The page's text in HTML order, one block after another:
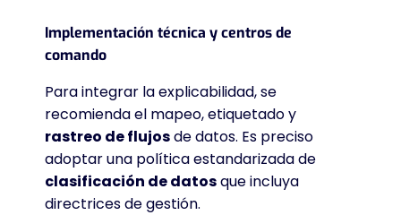
Implementación técnica y centros de
comando
Para integrar la explicabilidad, se
recomienda el mapeo, etiquetado y
rastreo de flujosde datos. Es preciso
adoptar una política estandarizada de
clasificación de datosque incluya
directrices de gestión.